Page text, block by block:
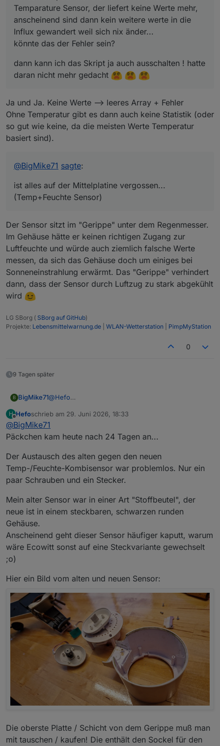
100€ die Aussenstation... habe ich nicht gemacht :/
Temparature Sensor, der liefert keine Werte mehr,
anscheinend sind dann kein weitere werte in die
Influx gewandert weil sich nix änder...
könnte das der Fehler sein?
dann kann ich das Skript ja auch ausschalten ! hatte
daran nicht mehr gedacht
Ja und Ja. Keine Werte --> leeres Array + Fehler
Ohne Temperatur gibt es dann auch keine Statistik (oder
so gut wie keine, da die meisten Werte Temperatur
basiert sind).
@BigMike71 sagte:
ist alles auf der Mittelplatine vergossen...
(Temp+Feuchte Sensor)
Der Sensor sitzt im "Gerippe" unter dem Regenmesser.
Im Gehäuse hätte er keinen richtigen Zugang zur
Luftfeuchte und würde auch ziemlich falsche Werte
messen, da sich das Gehäuse doch um einiges bei
Sonneneinstrahlung erwärmt. Das "Gerippe" verhindert
dann, dass der Sensor durch Luftzug zu stark abgekühlt
wird
LG SBorg ( SBorg auf GitHub)
Projekte: Lebensmittelwarnung.de WLAN-Wetterstation PimpMyStation
0
9 Tagen später
B BigMike71@Hefo
ich habe diese Einheit ->Froggit WH3000
ist alles auf der Mittelplatine vergossen...
H
Offline
Hefoschrieb am 29. Juni 2026, 18:33
zuletzt editiert von
@BigMike71
Päckchen kam heute nach 24 Tagen an...
Der Austausch des alten gegen den neuen
Temp-/Feuchte-Kombisensor war problemlos. Nur ein
paar Schrauben und ein Stecker.
Mein alter Sensor war in einer Art "Stoffbeutel", der
neue ist in einem steckbaren, schwarzen runden
Gehäuse.
Anscheinend geht dieser Sensor häufiger kaputt, warum
wäre Ecowitt sonst auf eine Steckvariante gewechselt
;o)
Hier ein Bild vom alten und neuen Sensor:
Die oberste Platte / Schicht von dem Gerippe muß man
mit tauschen / kaufen! Die enthält den Sockel für den